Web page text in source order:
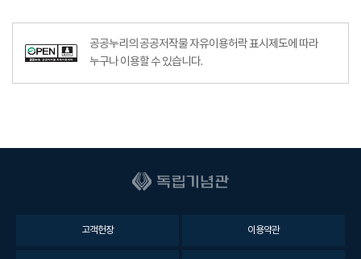
공공누리의 공공저작물 자유이용허락 표시제도에 따라
누구나 이용할 수 있습니다.
고객헌장 이용약관